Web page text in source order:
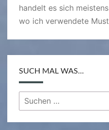
handelt es sich
wo ich verwendete
SUCH MAL WAS…
Suchen
nach: